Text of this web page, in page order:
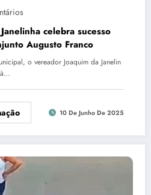
celebra sucesso
Augusto Franco
o vereador Joaquim da Janelin
10 De Junho De 2025